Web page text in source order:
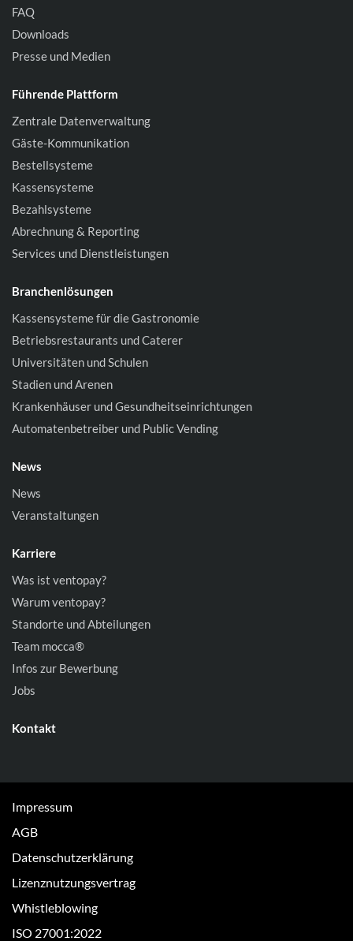
FAQ
Downloads
Presse und Medien
Führende Plattform
Zentrale Datenverwaltung
Gäste-Kommunikation
Bestellsysteme
Kassensysteme
Bezahlsysteme
Abrechnung & Reporting
Services und Dienstleistungen
Branchenlösungen
Kassensysteme für die Gastronomie
Betriebsrestaurants und Caterer
Universitäten und Schulen
Stadien und Arenen
Krankenhäuser und Gesundheitseinrichtungen
Automatenbetreiber und Public Vending
News
News
Veranstaltungen
Karriere
Was ist ventopay?
Warum ventopay?
Standorte und Abteilungen
Team mocca®
Infos zur Bewerbung
Jobs
Kontakt
Impressum
AGB
Datenschutzerklärung
Lizenznutzungsvertrag
Whistleblowing
ISO 27001:2022